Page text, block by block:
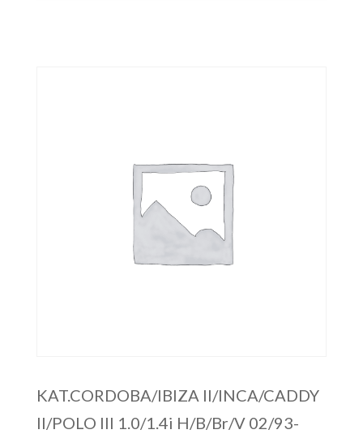
KAT.CORDOBA/IBIZA II/INCA/CADDY
II/POLO III 1.0/1.4i H/B/Br/V 02/93-